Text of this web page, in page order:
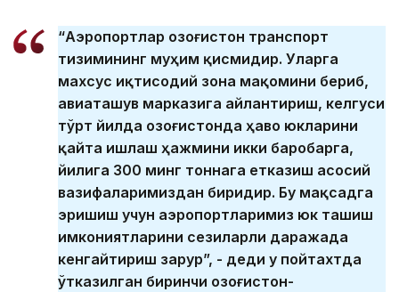
“Аэропортлар Қозоғистон транспорт
тизимининг муҳим қисмидир. Уларга
махсус иқтисодий зона мақомини бериб,
авиаташув марказига айлантириш, келгуси
тўрт йилда Қозоғистонда ҳаво юкларини
қайта ишлаш ҳажмини икки баробарга,
йилига 300 минг тоннага етказиш асосий
вазифаларимиздан биридир. Бу мақсадга
эришиш учун аэропортларимиз юк ташиш
имкониятларини сезиларли даражада
кенгайтириш зарур”, - деди у пойтахтда
ўтказилган биринчи Қозоғистон-